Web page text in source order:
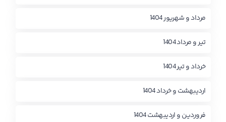
مرداد و شهریور 1404
تیر و مرداد 1404
خرداد و تیر 1404
اردیبهشت و خرداد 1404
فروردین و اردیبهشت 1404